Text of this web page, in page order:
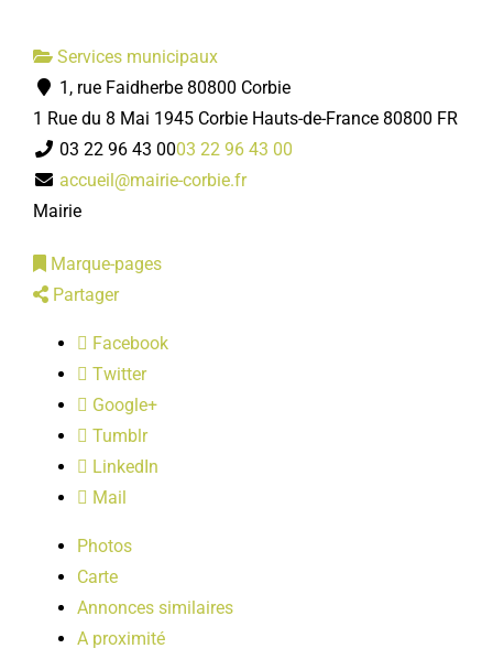
PRATIQUE
LOISIRS
Services municipaux
1, rue Faidherbe 80800 Corbie
1 Rue du 8 Mai 1945 Corbie Hauts-de-France 80800 FR
03 22 96 43 0003 22 96 43 00
accueil@mairie-corbie.fr
Mairie
Marque-pages
Partager
Facebook
Twitter
Google+
Tumblr
LinkedIn
Mail
Photos
Carte
Annonces similaires
A proximité